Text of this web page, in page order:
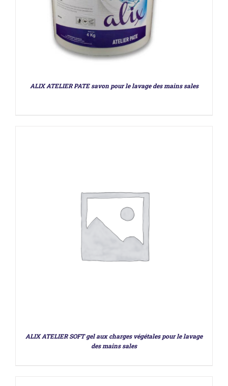
ALIX ATELIER PATE savon pour le lavage des mains sales
DÉTAILS
ALIX ATELIER SOFT gel aux charges végétales pour le lavage
des mains sales